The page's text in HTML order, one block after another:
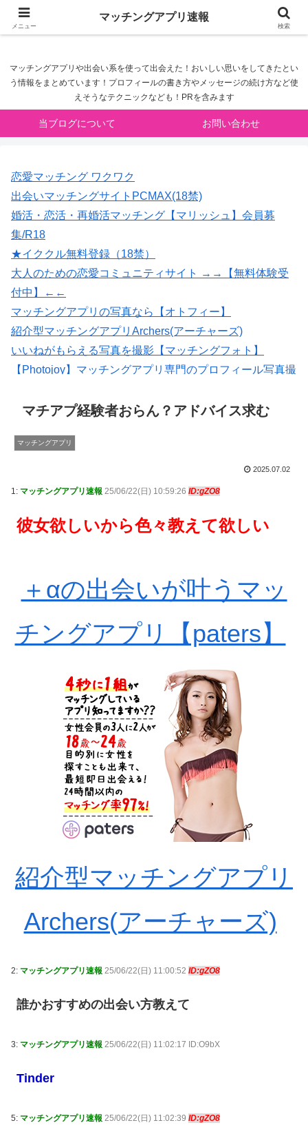
マッチングアプリ速報
マッチングアプリや出会い系を使って出会えた！おいしい思いをしてきたとい
う情報をまとめています！プロフィールの書き方やメッセージの続け方など使
えそうなテクニックなども！PRを含みます
当ブログについて お問い合わせ
恋愛マッチング ワクワク
出会いマッチングサイトPCMAX(18禁)
婚活・恋活・再婚活マッチング【マリッシュ】会員募
集/R18
★イククル無料登録（18禁）
大人のための恋愛コミュニティサイト →→【無料体験受
付中】←←
マッチングアプリの写真なら【オトフィー】
紹介型マッチングアプリArchers(アーチャーズ)
いいねがもらえる写真を撮影【マッチングフォト】
【Photojoy】マッチングアプリ専門のプロフィール写真撮
会員数は国内最大級の180万人を突破！【paters】
マチアプ経験者おらん？アドバイス求む
マッチングアプリ
2025.07.02
1: マッチングアプリ速報 25/06/22(日) 10:59:26 ID:gZO8
彼女欲しいから色々教えて欲しい
＋αの出会いが叶うマッ
チングアプリ【paters】
紹介型マッチングアプリ
Archers(アーチャーズ)
2: マッチングアプリ速報 25/06/22(日) 11:00:52 ID:gZO8
誰かおすすめの出会い方教えて
3: マッチングアプリ速報 25/06/22(日) 11:02:17 ID:O9bX
Tinder
5: マッチングアプリ速報 25/06/22(日) 11:02:39 ID:gZO8
メニュー
マッチングアプリ速報
検索